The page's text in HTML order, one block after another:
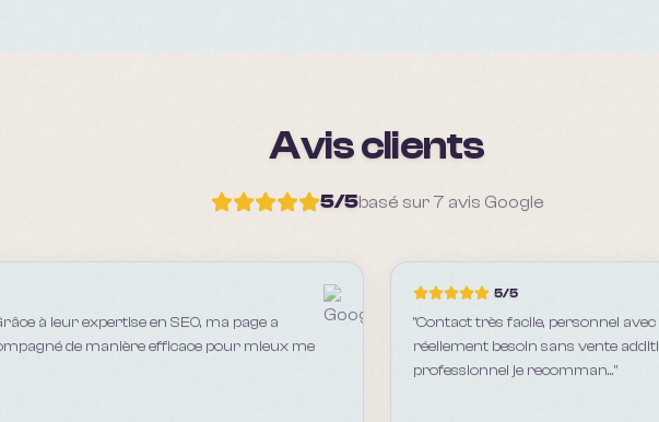
Avis clients
5/5basé sur 7 avis Google
à leur expertise en SEO, ma page a
de manière efficace pour mieux me
5/5
"Contact très facile, personnel
réellement besoin sans vente
professionnel je recomman..."